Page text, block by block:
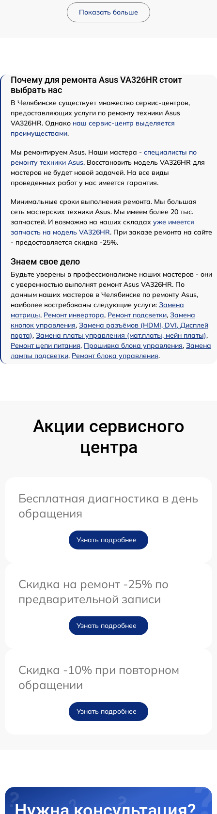
Показать больше
Почему для ремонта Asus VA326HR стоит
выбрать нас
В Челябинске существует множество сервис-центров,
предоставляющих услуги по ремонту техники Asus
VA326HR. Однако наш сервис-центр выделяется
преимуществами.
Мы ремонтируем Asus. Наши мастера - специалисты по
ремонту техники Asus. Восстановить модель VA326HR для
мастеров не будет новой задачей. На все виды
проведенных работ у нас имеется гарантия.
Минимальные сроки выполнения ремонта. Мы большая
сеть мастерских техники Asus. Мы имеем более 20 тыс.
запчастей. И возможно на наших складах уже имеется
запчасть на модель VA326HR. При заказе ремонта на сайте
- предоставляется скидка -25%.
Знаем свое дело
Будьте уверены в профессионализме наших мастеров - они
с уверенностью выполнят ремонт Asus VA326HR. По
данным наших мастеров в Челябинске по ремонту Asus,
наиболее востребованы следующие услуги: Замена
матрицы, Ремонт инвертора, Ремонт подсветки, Замена
кнопок управления, Замена разъёмов (HDMI, DVI, Дисплей
порта), Замена платы управления (мат.платы, мейн платы),
Ремонт цепи питания, Прошивка блока управления, Замена
лампы подсветки, Ремонт блока управления.
Акции сервисного
центра
Бесплатная диагностика в день
обращения
Узнать подробнее
Скидка на ремонт -25% по
предварительной записи
Узнать подробнее
Скидка -10% при повторном
обращении
Узнать подробнее